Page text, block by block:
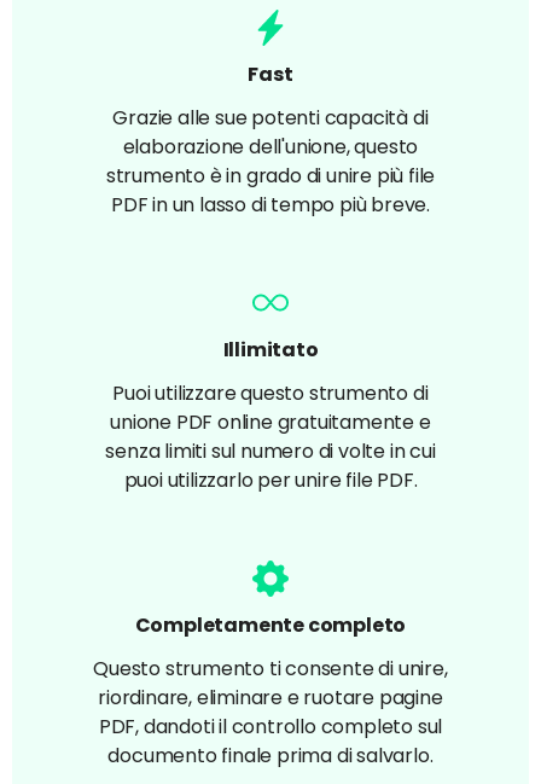
Fast
Grazie alle sue potenti capacità di
elaborazione dell'unione, questo
strumento è in grado di unire più file
PDF in un lasso di tempo più breve.
Illimitato
Puoi utilizzare questo strumento di
unione PDF online gratuitamente e
senza limiti sul numero di volte in cui
puoi utilizzarlo per unire file PDF.
Completamente completo
Questo strumento ti consente di unire,
riordinare, eliminare e ruotare pagine
PDF, dandoti il controllo completo sul
documento finale prima di salvarlo.